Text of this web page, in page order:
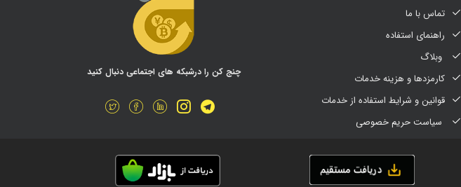
چنج کن را درشبکه های اجتماعی دنبال کنید
تماس با ما
راهنمای استفاده
کارمزدها و هزینه خدمات
قوانین و شرایط استفاده از خدمات